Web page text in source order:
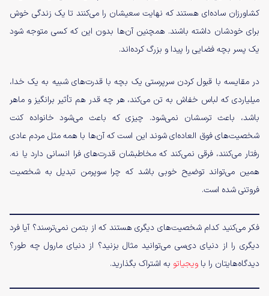
کشاورزان ساده‌ای هستند که نهایت سعیشان را می‌کنند تا یک زندگی خوش
برای خودشان داشته باشند. همچنین آن‌ها بدون این که کسی متوجه شود
یک پسر بچه فضایی را پیدا و بزرگ کرده‌اند.
در مقایسه با قبول کردن سرپرستی یک بچه با قدرت‌های شبیه به یک خدا،
میلیاردی که لباس خفاش به تن می‌کند، هر چه قدر هم تأثیر برانگیز و ماهر
باشد، باعث ترسشان نمی‌شود. چیزی که باعث می‌شود خانواده کنت
شخصیت‌های فوق العاده‌ای شوند این است که آن‌ها با همه مثل مردم عادی
رفتار می‌کنند، فرقی نمی‌کند که مخاطبشان قدرت‌های فرا انسانی دارد یا نه.
همین می‌تواند توضیح خوبی باشد که چرا سوپرمن تبدیل به شخصیت
فروتنی شده است.
فکر می‌کنید کدام شخصیت‌های دیگری هستند که از بتمن نمی‌ترسند؟ آیا فرد
دیگری را از دنیای دی‌سی می‌توانید مثال بزنید؟ از دنیای مارول چه طور؟
دیدگاه‌هایتان را با ویجیاتو به اشتراک بگذارید.